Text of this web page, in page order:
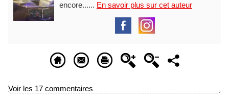
encore...... En savoir plus sur cet auteur
Voir les 17 commentaires